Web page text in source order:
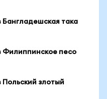
Бангладешская така
Филиппинское песо
Польский злотый